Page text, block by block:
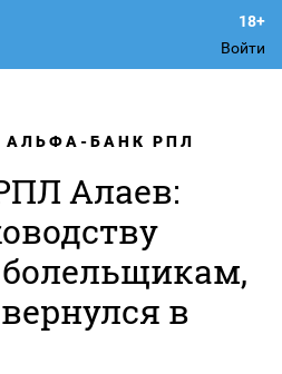
Войти
АЛЬФА-БАНК РПЛ
Алаев:
болельщикам,
в